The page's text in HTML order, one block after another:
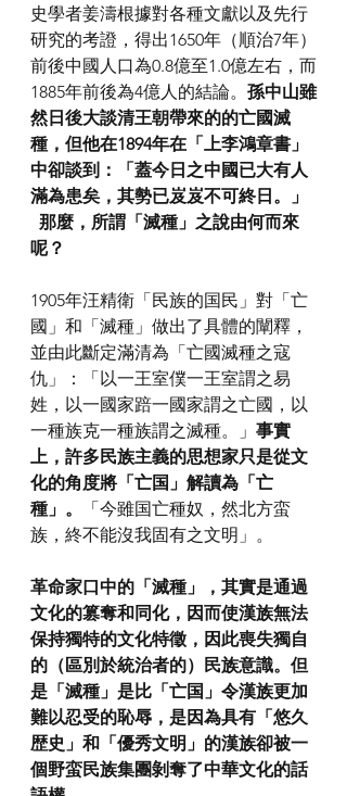
史學者姜濤根據對各種文獻以及先行
研究的考證，得出1650年（順治7年）
前後中國人口為0.8億至1.0億左右，而
1885年前後為4億人的結論。 孫中山雖
然日後大談清王朝帶來的的亡國滅
種，但他在1894年在「上李鴻章書」
中卻談到：「蓋今日之中國已大有人
滿為患矣，其勢已岌岌不可終日。」
呢？
1905年汪精衛「民族的国民」對「亡
國」和「滅種」做出了具體的闡釋，
並由此斷定滿清為「亡國滅種之寇
仇」：「以一王室僕一王室謂之易
姓，以一國家踣一國家謂之亡國，以
一種族克一種族謂之滅種。」 事實
上，許多民族主義的思想家只是從文
化的角度將「亡国」解讀為「亡
種」。
「今雖国亡種奴，然北方蛮
族，終不能沒我固有之文明」。
革命家口中的「滅種」，其實是通過
文化的篡奪和同化，因而使漢族無法
保持獨特的文化特徵，因此喪失獨自
的（區別於統治者的）民族意識。但
是「滅種」是比「亡国」令漢族更加
難以忍受的恥辱，是因為具有「悠久
歴史」和「優秀文明」的漢族卻被一
個野蛮民族集團剝奪了中華文化的話